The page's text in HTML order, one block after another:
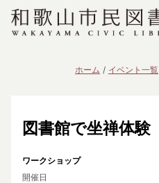
ホーム イベント一覧
図書館で坐禅体験
ワークショップ
開催日